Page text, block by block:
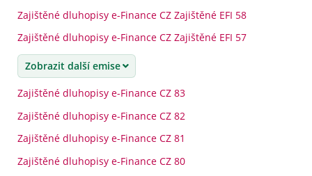
Zajištěné dluhopisy e-Finance CZ Zajištěné EFI 58
Zajištěné dluhopisy e-Finance CZ Zajištěné EFI 57
Zobrazit další emise
Zajištěné dluhopisy e-Finance CZ 83
Zajištěné dluhopisy e-Finance CZ 82
Zajištěné dluhopisy e-Finance CZ 81
Zajištěné dluhopisy e-Finance CZ 80